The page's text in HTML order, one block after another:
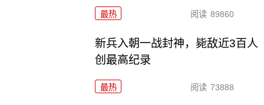
最热 阅读 89860
新兵入朝一战封神，毙敌近3百人
创最高纪录
最热 阅读 73888